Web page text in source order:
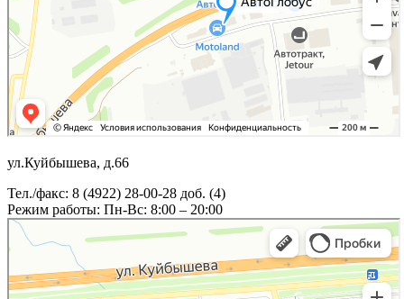
ул.Куйбышева, д.66
Тел./факс: 8 (4922) 28-00-28 доб. (4)
Режим работы: Пн-Вс: 8:00 – 20:00